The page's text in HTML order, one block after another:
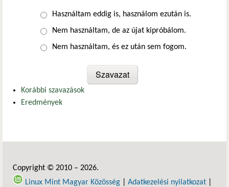
Választások
Használtam eddig is, használom ezután is.
Nem használtam, de az újat kipróbálom.
Nem használtam, és ez után sem fogom.
Korábbi szavazások
Eredmények
Copyright © 2010 – 2026.
Linux Mint Magyar Közösség
Adatkezelési nyilatkozat